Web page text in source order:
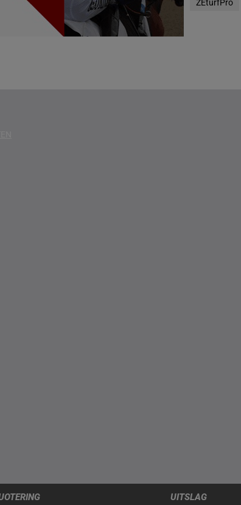
ZEturfPro
UITSLAG